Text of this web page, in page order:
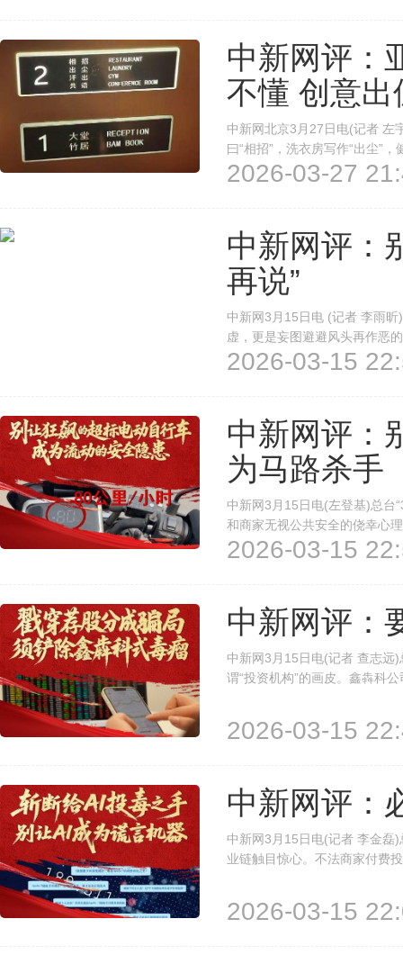
中新网评：
不懂 创意
中新网北京3月27日电(记者 左
曰“相招”，洗衣房写作“出尘”
是为空间赋予诗意，却在不少
2026-03-27
中新网评：
再说”
中新网3月15日电 (记者 李雨
虚，更是妄图避避风头再作恶
业链。从打着“国医弟子”头衔
2026-03-15
中新网评：
为马路杀手
中新网3月15日电(左登基)总台
和商家无视公共安全的侥幸心
人员直言，自身“生意经”就是“
2026-03-15
中新网评：
中新网3月15日电(记者 查志远)
谓“投资机构”的画皮。鑫犇科
2026-03-15
中新网评：
中新网3月15日电(记者 李金磊)
业链触目惊心。不法商家付费
2026-03-15